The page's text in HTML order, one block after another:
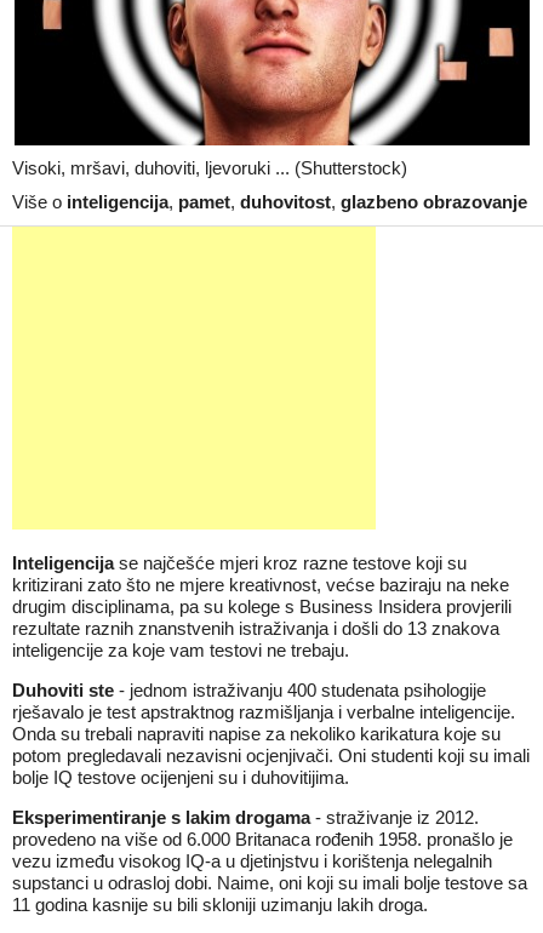
Visoki, mršavi, duhoviti, ljevoruki ... (Shutterstock)
Više o inteligencija, pamet, duhovitost, glazbeno obrazovanje
Inteligencijase najčešće mjeri kroz razne testove koji su
kritizirani zato što ne mjere kreativnost, većse baziraju na neke
drugim disciplinama, pa su kolege s Business Insidera provjerili
rezultate raznih znanstvenih istraživanja i došli do 13 znakova
inteligencije za koje vam testovi ne trebaju.
Duhoviti ste - jednom istraživanju 400 studenata psihologije
rješavalo je test apstraktnog razmišljanja i verbalne inteligencije.
Onda su trebali napraviti napise za nekoliko karikatura koje su
potom pregledavali nezavisni ocjenjivači. Oni studenti koji su imali
bolje IQ testove ocijenjeni su i duhovitijima.
Eksperimentiranje s lakim drogama- straživanje iz 2012.
provedeno na više od 6.000 Britanaca rođenih 1958. pronašlo je
vezu između visokog IQ-a u djetinjstvu i korištenja nelegalnih
supstanci u odrasloj dobi. Naime, oni koji su imali bolje testove sa
11 godina kasnije su bili skloniji uzimanju lakih droga.